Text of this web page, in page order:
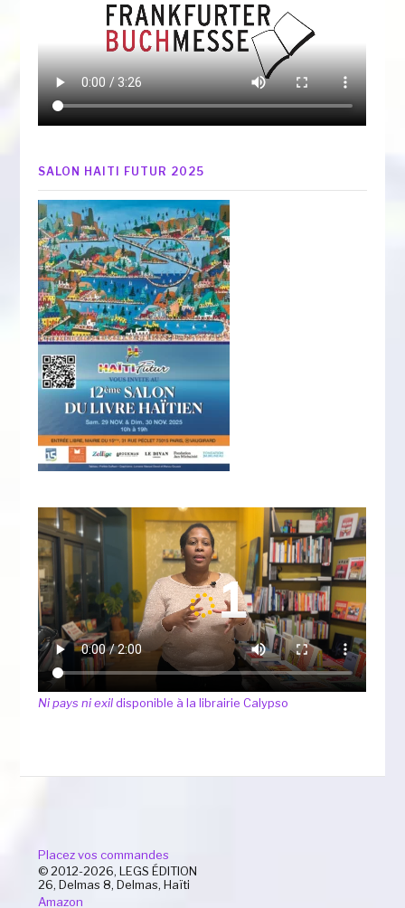
SALON HAITI FUTUR 2025
Ni pays ni exildisponible à la librairie Calypso
Placez vos commandes
© 2012-2026, LEGS ÉDITION
26, Delmas 8, Delmas, Haïti
Amazon